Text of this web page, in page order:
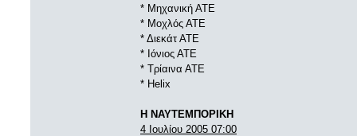
* Μηχανική ΑΤΕ
* Μοχλός ΑΤΕ
* Διεκάτ ΑΤΕ
* Ιόνιος ΑΤΕ
* Τρίαινα ΑΤΕ
* Helix
Η ΝΑΥΤΕΜΠΟΡΙΚΗ
4 Ιουλίου 2005 07:00